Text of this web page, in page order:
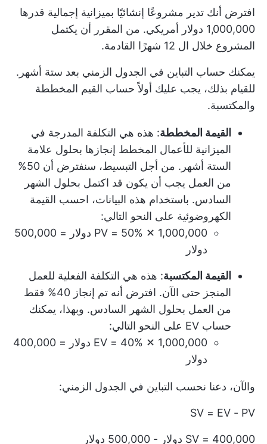
افترض أنك تدير مشروعًا إنشائيًا بميزانية إجمالية قدرها
1,000,000 دولار أمريكي. من المقرر أن يكتمل
المشروع خلال ال 12 شهرًا القادمة.
يمكنك حساب التباين في الجدول الزمني بعد ستة أشهر.
للقيام بذلك، يجب عليك أولاً حساب القيم المخططة
والمكتسبة.
القيمة المخططة: هذه هي التكلفة المدرجة في
الميزانية للأعمال المخطط إنجازها بحلول علامة
الستة أشهر. من أجل التبسيط، سنفترض أن 50%
من العمل يجب أن يكون قد اكتمل بحلول الشهر
السادس. باستخدام هذه البيانات، احسب القيمة
الكهروضوئية على النحو التالي:
PV = 50% ✕ 1,000,000 دولار = 500,000
دولار
القيمة المكتسبة: هذه هي التكلفة الفعلية للعمل
المنجز حتى الآن. افترض أنه تم إنجاز 40% فقط
من العمل بحلول الشهر السادس. وبهذا، يمكنك
حساب EV على النحو التالي:
EV = 40% ✕ 1,000,000 دولار = 400,000
دولار
والآن، دعنا نحسب التباين في الجدول الزمني:
SV = EV - PV
SV = 400,000 دولار - 500,000 دولار